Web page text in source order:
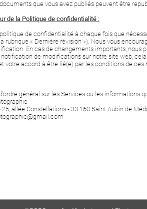
que vous avez publiés peuvent être
de la Politique de confidentialité :
de confidentialité à chaque fois que
rubrique « Dernière révision »). Nous vous
En cas de changements importants, nous
de modifications sur notre site web,
votre accord à être lié(e) par les conditions de ces
général sur les Services ou les informations
allée Constellations - 33 160 Saint Aubin de